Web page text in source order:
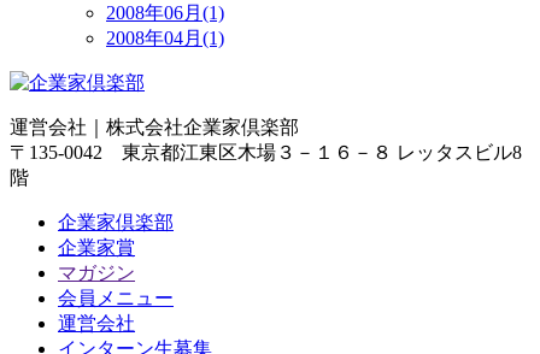
2008年06月(1)
2008年04月(1)
運営会社｜ 株式会社企業家倶楽部
〒135-0042 東京都江東区木場３－１６－８ レッタスビル8
階
企業家倶楽部
企業家賞
マガジン
会員メニュー
運営会社
インターン生募集